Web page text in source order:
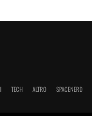
TECH ALTRO SPACENERD